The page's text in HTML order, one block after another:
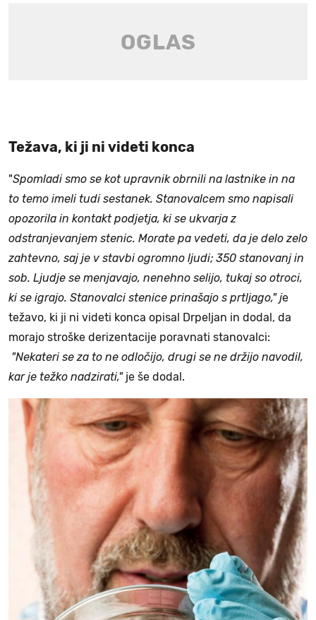
Težava, ki ji ni videti konca
"Spomladi smo se kot upravnik obrnili na lastnike in na
to temo imeli tudi sestanek. Stanovalcem smo napisali
opozorila in kontakt podjetja, ki se ukvarja z
odstranjevanjem stenic. Morate pa vedeti, da je delo zelo
zahtevno, saj je v stavbi ogromno ljudi; 350 stanovanj in
sob. Ljudje se menjavajo, nenehno selijo, tukaj so otroci,
ki se igrajo. Stanovalci stenice prinašajo s prtljago," je
težavo, ki ji ni videti konca opisal Drpeljan in dodal, da
morajo stroške derizentacije poravnati stanovalci:
"Nekateri se za to ne odločijo, drugi se ne držijo navodil,
kar je težko nadzirati,"je še dodal.